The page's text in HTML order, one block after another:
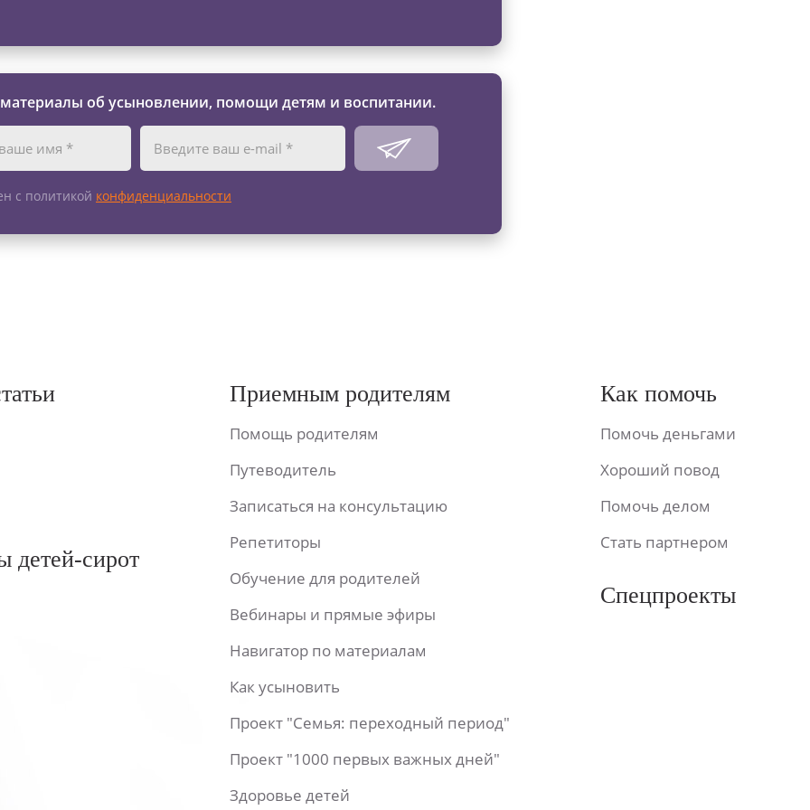
об усыновлении, помощи детям и воспитании.
с политикой конфиденциальности
детей-сирот
Приемным родителям
Помощь родителям
Путеводитель
Записаться на консультацию
Репетиторы
Обучение для родителей
Вебинары и прямые эфиры
Навигатор по материалам
Как усыновить
Проект "Семья: переходный период"
Проект "1000 первых важных дней"
Здоровье детей
Как помочь
Помочь деньгами
Хороший повод
Помочь делом
Стать партнером
Спецпроекты